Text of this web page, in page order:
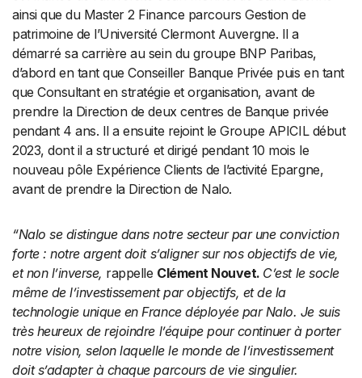
ainsi que du Master 2 Finance parcours Gestion de
patrimoine de l’Université Clermont Auvergne. Il a
démarré sa carrière au sein du groupe BNP Paribas,
d’abord en tant que Conseiller Banque Privée puis en tant
que Consultant en stratégie et organisation, avant de
prendre la Direction de deux centres de Banque privée
pendant 4 ans. Il a ensuite rejoint le Groupe APICIL début
2023, dont il a structuré et dirigé pendant 10 mois le
nouveau pôle Expérience Clients de l’activité Epargne,
avant de prendre la Direction de Nalo.
“Nalo se distingue dans notre secteur par une conviction
forte : notre argent doit s’aligner sur nos objectifs de vie,
et non l’inverse, rappelle Clément Nouvet. C’est le socle
même de l’investissement par objectifs, et de la
technologie unique en France déployée par Nalo. Je suis
très heureux de rejoindre l’équipe pour continuer à porter
notre vision, selon laquelle le monde de l’investissement
doit s’adapter à chaque parcours de vie singulier.